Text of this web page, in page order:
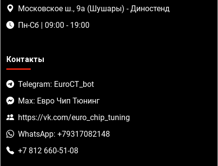
Московское ш., 9а (Шушары) - Диностенд
Пн-Сб | 09:00 - 19:00
Контакты
Telegram: EuroCT_bot
Max: Евро Чип Тюнинг
https://vk.com/euro_chip_tuning
WhatsApp: +79317082148
+7 812 660-51-08